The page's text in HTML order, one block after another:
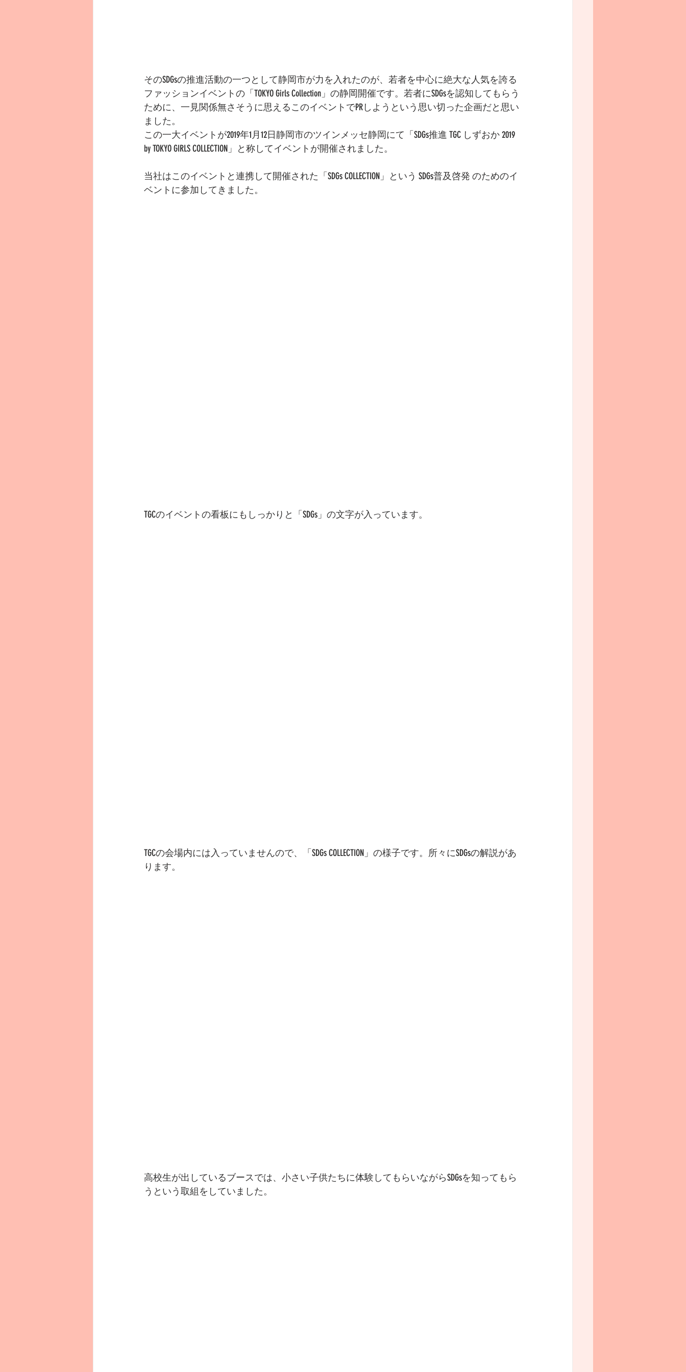
そのSDGsの推進活動の一つとして静岡市が力を入れたのが、若者を中心に絶大な人気を誇る
ファッションイベントの「TOKYO Girls Collection」の静岡開催です。若者にSDGsを認知してもらう
ために、一見関係無さそうに思えるこのイベントでPRしようという思い切った企画だと思い
ました。
この一大イベントが2019年1月12日静岡市のツインメッセ静岡にて「SDGs推進 TGC しずおか 2019
by TOKYO GIRLS COLLECTION」と称してイベントが開催されました。
当社はこのイベントと連携して開催された「SDGs COLLECTION」という SDGs普及啓発 のためのイ
ベントに参加してきました。
TGCのイベントの看板にもしっかりと「SDGs」の文字が入っています。
TGCの会場内には入っていませんので、「SDGs COLLECTION」の様子です。所々にSDGsの解説があ
ります。
高校生が出しているブースでは、小さい子供たちに体験してもらいながらSDGsを知ってもら
うという取組をしていました。